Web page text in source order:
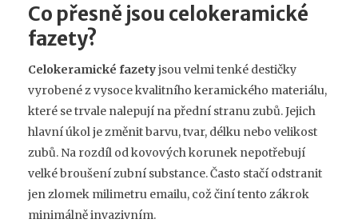
Co přesně jsou celokeramické
fazety?
Celokeramické fazetyjsouvelmi tenké destičky
vyrobené z vysoce kvalitního keramického materiálu,
které se trvale nalepují na přední stranu zubů.Jejich
hlavní úkol je změnit barvu, tvar, délku nebo velikost
zubů. Na rozdíl od kovových korunek nepotřebují
velké broušení zubní substance. Často stačí odstranit
jen zlomek milimetru emailu, což činí tento zákrok
minimálně invazivním.